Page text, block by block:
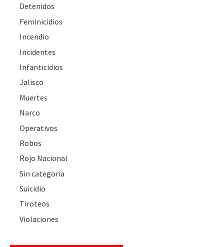
Detenidos
Feminicidios
Incendio
Incidentes
Infanticidios
Jalisco
Muertes
Narco
Operativos
Robos
Rojo Nacional
Sin categoría
Suicidio
Tiroteos
Violaciones